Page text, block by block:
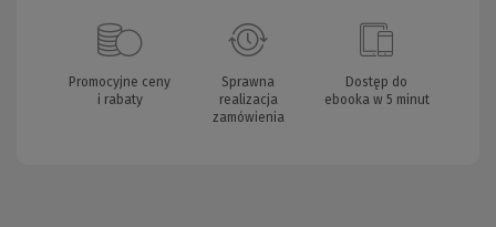
Promocyjne ceny
i rabaty
Sprawna
realizacja
zamówienia
Dostęp do
ebooka w 5 minut